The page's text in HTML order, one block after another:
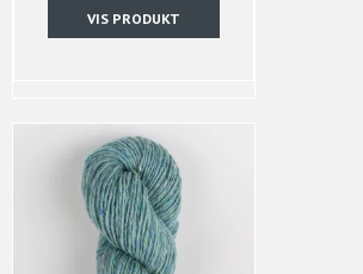
VIS PRODUKT